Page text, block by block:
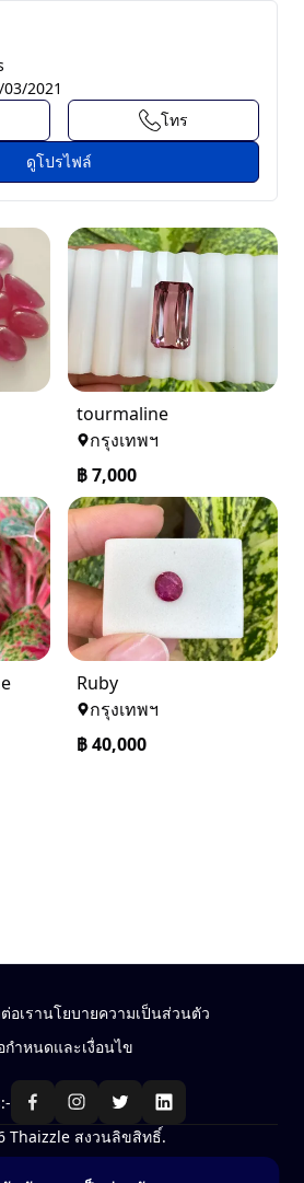
03/2021
โทร
ดูโปรไฟล์
tourmaline
กรุงเทพฯ
฿7,000
Ruby
กรุงเทพฯ
฿40,000
อเรานโยบายความเป็นส่วนตัว
กำหนดและเงื่อนไข
Thaizzle สงวนลิขสิทธิ์.